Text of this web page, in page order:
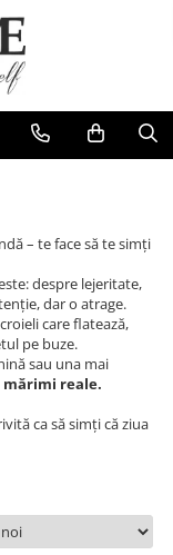
– te face să te simți
despre lejeritate,
dar o atrage.
care flatează,
pe buze.
sau una mai
mărimi reale.
ca să simți că ziua